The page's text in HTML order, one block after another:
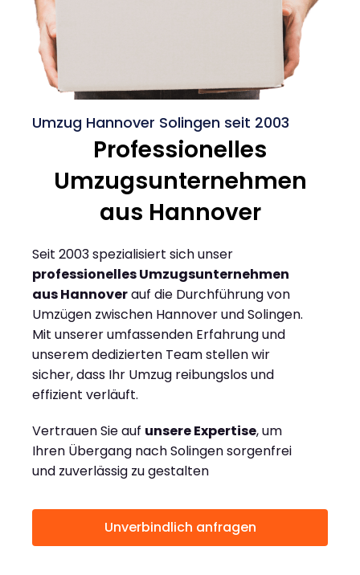
Umzug Hannover Solingen seit 2003
Professionelles
Umzugsunternehmen
aus Hannover
Seit 2003 spezialisiert sich unser
professionelles Umzugsunternehmen
aus Hannoverauf die Durchführung von
Umzügen zwischen Hannover und Solingen.
Mit unserer umfassenden Erfahrung und
unserem dedizierten Team stellen wir
sicher, dass Ihr Umzug reibungslos und
effizient verläuft.
Vertrauen Sie auf unsere Expertise, um
Ihren Übergang nach Solingen sorgenfrei
und zuverlässig zu gestalten
Unverbindlich anfragen